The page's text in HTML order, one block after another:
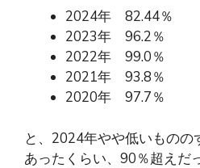
2024年 82.44％
2023年 96.2％
2022年 99.0％
2021年 93.8％
2020年 97.7％
と、2024年やや低いものの
あったくらい、90％超えだ